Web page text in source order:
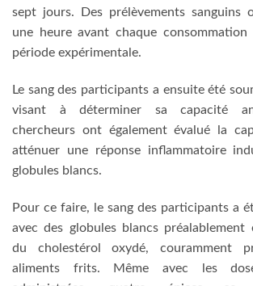
sept jours. Des prélèvements sanguins
une heure avant chaque
période expérimentale.
Le sang des participants a ensuite été
visant à déterminer sa capacité
chercheurs ont également évalué la
atténuer une réponse inflammatoire
globules blancs.
Pour ce faire, le sang des participants a
avec des globules blancs préalablement
du cholestérol oxydé, couramment
aliments frits. Même avec les